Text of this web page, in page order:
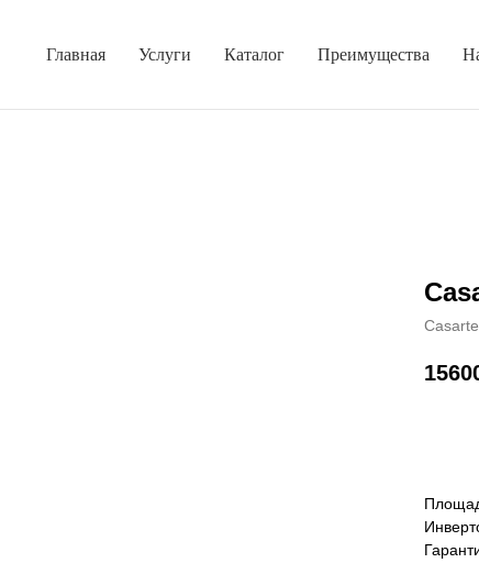
Главная Услуги Каталог Преимущества
Casarte